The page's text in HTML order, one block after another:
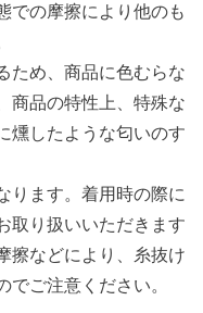
での摩擦により他のも
ため、商品に色むらな
商品の特性上、特殊な
燻したような匂いのす
ります。着用時の際に
取り扱いいただきます
擦などにより、糸抜け
ご注意ください。